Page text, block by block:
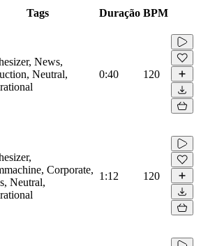
Tags Duração BPM
News,
Neutral,
0:40 120
Corporate,
Neutral,
1:12 120